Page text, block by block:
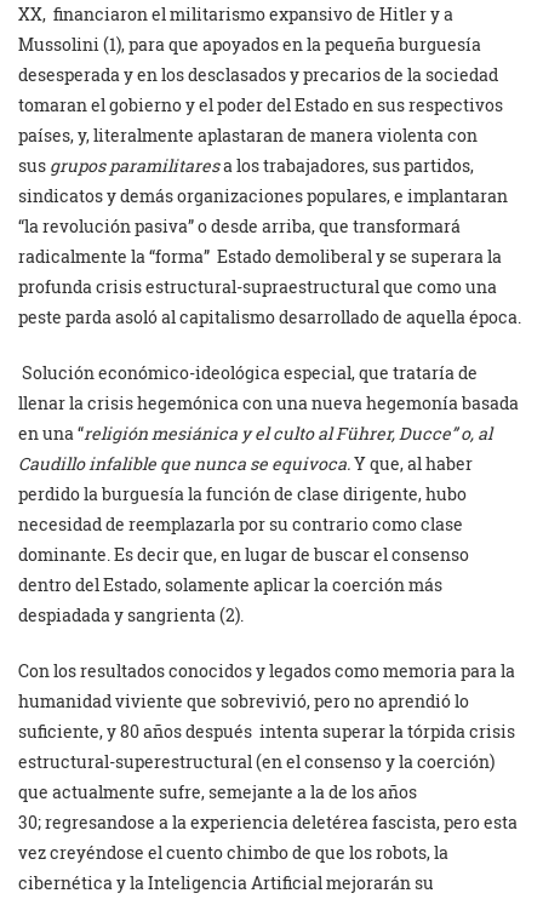
XX, financiaron el militarismo expansivo de Hitler y a
Mussolini (1), para que apoyados en la pequeña burguesía
desesperada y en los desclasados y precarios de la sociedad
tomaran el gobierno y el poder del Estado en sus respectivos
países, y, literalmente aplastaran de manera violenta con
sus grupos paramilitaresa los trabajadores, sus partidos,
sindicatos y demás organizaciones populares, e implantaran
“la revolución pasiva” o desde arriba, que transformará
radicalmente la “forma” Estado demoliberal y se superara la
profunda crisis estructural-supraestructural que como una
peste parda asoló al capitalismo desarrollado de aquella época.
Solución económico-ideológica especial, que trataría de
llenar la crisis hegemónica con una nueva hegemonía basada
en una “religión mesiánica y el culto al Führer, Ducce” o, al
Caudillo infalible que nunca se equivoca.Y que, al haber
perdido la burguesía la función de clase dirigente, hubo
necesidad de reemplazarla por su contrario como clase
dominante. Es decir que, en lugar de buscar el consenso
dentro del Estado, solamente aplicar la coerción más
despiadada y sangrienta (2).
Con los resultados conocidos y legados como memoria para la
humanidad viviente que sobrevivió, pero no aprendió lo
suficiente, y 80 años después intenta superar la tórpida crisis
estructural-superestructural (en el consenso y la coerción)
que actualmente sufre, semejante a la de los años
30; regresandose a la experiencia deletérea fascista, pero esta
vez creyéndose el cuento chimbo de que los robots, la
cibernética y la Inteligencia Artificial mejorarán su